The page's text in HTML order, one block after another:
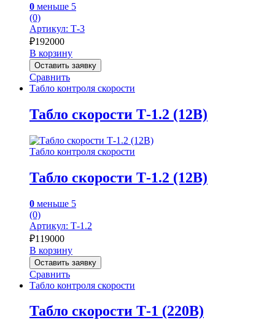
0 меньше 5
(0)
Артикул: Т-3
₽192000
В корзину
Оставить заявку
Сравнить
Табло контроля скорости
Табло скорости Т-1.2 (12В)
Табло контроля скорости
Табло скорости Т-1.2 (12В)
0 меньше 5
(0)
Артикул: Т-1.2
₽119000
В корзину
Оставить заявку
Сравнить
Табло контроля скорости
Табло скорости Т-1 (220В)